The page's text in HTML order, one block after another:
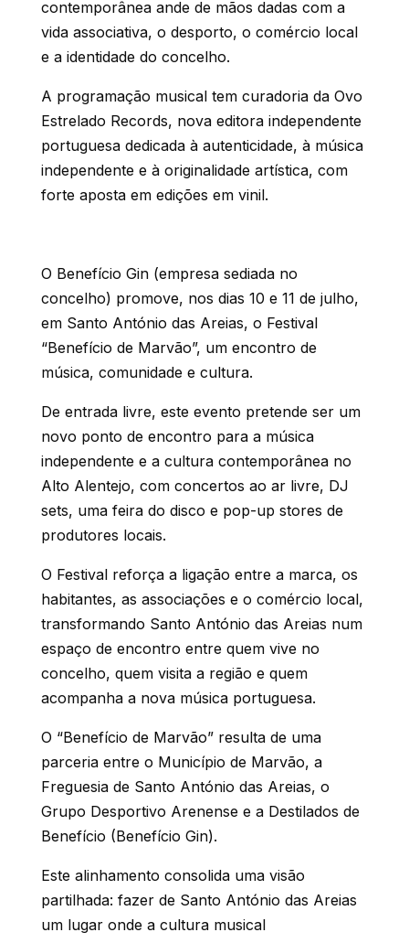
contemporânea ande de mãos dadas com a
vida associativa, o desporto, o comércio local
e a identidade do concelho.
A programação musical tem curadoria da Ovo
Estrelado Records, nova editora independente
portuguesa dedicada à autenticidade, à música
independente e à originalidade artística, com
forte aposta em edições em vinil.
O Benefício Gin (empresa sediada no
concelho) promove, nos dias 10 e 11 de julho,
em Santo António das Areias, o Festival
“Benefício de Marvão”, um encontro de
música, comunidade e cultura.
De entrada livre, este evento pretende ser um
novo ponto de encontro para a música
independente e a cultura contemporânea no
Alto Alentejo, com concertos ao ar livre, DJ
sets, uma feira do disco e pop-up stores de
produtores locais.
O Festival reforça a ligação entre a marca, os
habitantes, as associações e o comércio local,
transformando Santo António das Areias num
espaço de encontro entre quem vive no
concelho, quem visita a região e quem
acompanha a nova música portuguesa.
O “Benefício de Marvão” resulta de uma
parceria entre o Município de Marvão, a
Freguesia de Santo António das Areias, o
Grupo Desportivo Arenense e a Destilados de
Benefício (Benefício Gin).
Este alinhamento consolida uma visão
partilhada: fazer de Santo António das Areias
um lugar onde a cultura musical